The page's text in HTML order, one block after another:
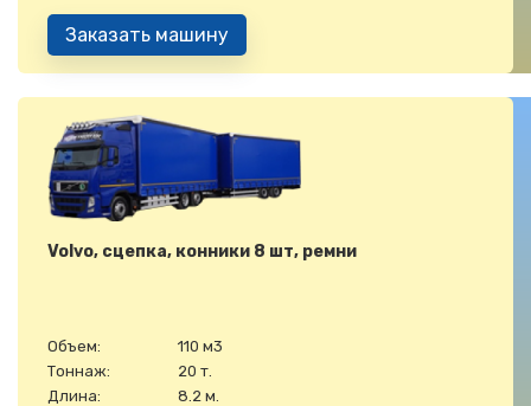
Заказать машину
Volvo, сцепка, конники 8 шт, ремни
Объем:
110 м3
Тоннаж:
20 т.
Длина:
8.2 м.